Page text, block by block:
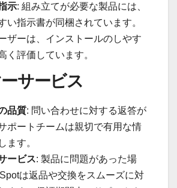
示: 組み立てが必要な製品には、
い指示書が同梱されています。
ザーは、インストールのしやす
く評価しています。
サービス
品質: 問い合わせに対する返答が
ポートチームは親切で有用な情
ます。
ービス: 製品に問題があった場
は返品や交換をスムーズに対